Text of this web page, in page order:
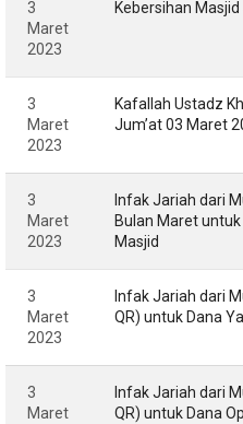
3
Maret
2023
Kebersihan Masjid
3
Maret
2023
Kafallah Ustadz
Jum’at 03 Maret
3
Maret
2023
Infak Jariah dari
Bulan Maret untuk
Masjid
3
Maret
2023
Infak Jariah dari
QR) untuk Dana
3
Maret
Infak Jariah dari
QR) untuk Dana